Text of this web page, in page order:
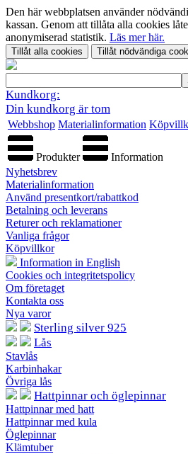
Den här webbplatsen använder
kassan. Genom att tillåta alla cookies
anonymiserad statistik. Läs mer här.
Kundkorg:
Din kundkorg är tom
Webbshop Materialinformation
Produkter
Information
Nyhetsbrev
Materialinformation
Använd presentkort/rabattkod
Betalning och leverans
Returer och reklamationer
Vanliga frågor
Köpvillkor
Information in English
Cookies och integritetspolicy
Om företaget
Kontakta oss
Nya varor
Sterling silver 925
Lås
Stavlås
Karbinhakar
Övriga lås
Hattpinnar och öglepinnar
Hattpinnar med hatt
Hattpinnar med kula
Öglepinnar
Klämtuber